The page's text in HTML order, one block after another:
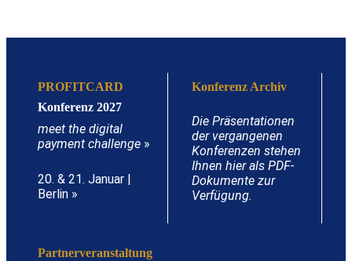
PROFITCARD
Konferenz 2027
meet the digital
payment challenge »
20. & 21. Januar |
Berlin »
Konferenz Archiv
Die Präsentationen
der vergangenen
Konferenzen stehen
Ihnen hier als PDF-
Dokumente zur
Verfügung.
Partnerveranstaltung